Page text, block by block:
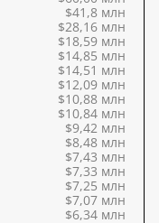
$41,8 млн
$28,16 млн
$18,59 млн
$14,85 млн
$14,51 млн
$12,09 млн
$10,88 млн
$10,84 млн
$9,42 млн
$8,48 млн
$7,43 млн
$7,33 млн
$7,25 млн
$7,07 млн
$6,34 млн